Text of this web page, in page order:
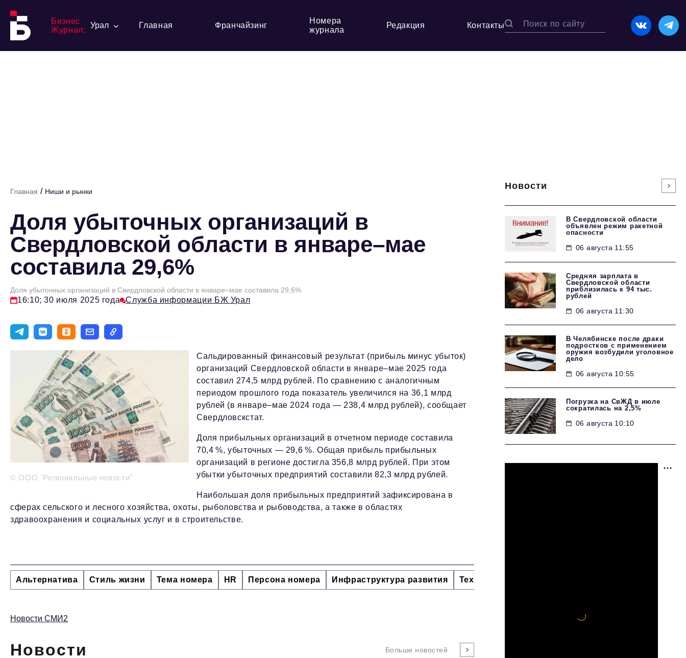
Бизнес
Журнал:
Урал Главная Франчайзинг
Номера
журнала
Редакция Контакты
Главная / Ниши и рынки
Доля убыточных организаций в
Свердловской области в январе–мае
составила 29,6%
Доля убыточных организаций в Свердловской области в январе–мае составила 29,6%
16:10; 30 июля 2025 года Служба информации БЖ Урал
© ООО "Региональные новости"
Сальдированный финансовый результат (прибыль минус убыток)
организаций Свердловской области в январе–мае 2025 года
составил 274,5 млрд рублей. По сравнению с аналогичным
периодом прошлого года показатель увеличился на 36,1 млрд
рублей (в январе–мае 2024 года — 238,4 млрд рублей), сообщает
Свердловскстат.
Доля прибыльных организаций в отчетном периоде составила
70,4 %, убыточных — 29,6 %. Общая прибыль прибыльных
организаций в регионе достигла 356,8 млрд рублей. При этом
убытки убыточных предприятий составили 82,3 млрд рублей.
Наибольшая доля прибыльных предприятий зафиксирована в
сферах сельского и лесного хозяйства, охоты, рыболовства и рыбоводства, а также в областях
здравоохранения и социальных услуг и в строительстве.
Альтернатива Стиль жизни Тема номера HR Персона номера Инфраструктура развития Технологии и тренды
Новости СМИ2
Новости Больше новостей
Новости
В Свердловской области
объявлен режим ракетной
опасности
06 августа 11:55
Средняя зарплата в
Свердловской области
приблизилась к 94 тыс.
рублей
06 августа 11:30
В Челябинске после драки
подростков с применением
оружия возбудили уголовное
дело
06 августа 10:55
Погрузка на СвЖД в июле
сократилась на 2,5%
06 августа 10:10